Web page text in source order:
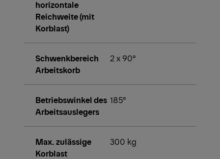
horizontale
Reichweite (mit
Korblast)
Schwenkbereich
Arbeitskorb
2 x 90°
Betriebswinkel des
Arbeitsauslegers
185°
Max. zulässige
Korblast
300 kg